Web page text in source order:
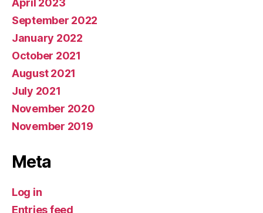
April 2023
September 2022
January 2022
October 2021
August 2021
July 2021
November 2020
November 2019
Meta
Log in
Entries feed